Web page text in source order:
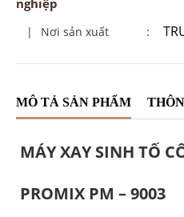
nghiệp
| Nơi sản xuất :
MÔ TẢ SẢN PHẨM
MÁY XAY SINH TỐ
PROMIX PM – 9003